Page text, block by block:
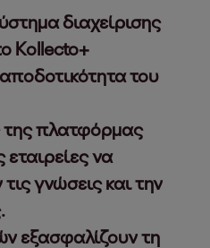
διαχείρισης
Kollecto+
του
της πλατφόρμας
εταιρείες να
γνώσεις και την
εξασφαλίζουν τη